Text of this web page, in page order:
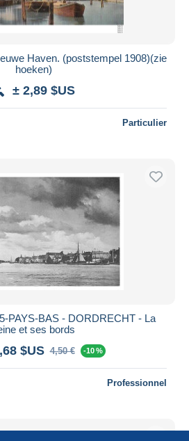
Haven. (poststempel 1908)(zie
hoeken)
± 2,89 $US
Particulier
PAYS-BAS - DORDRECHT - La
et ses bords
$US 4,50 € -10 %
Professionnel